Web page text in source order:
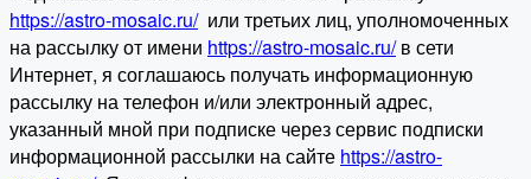
https://astro-mosaic.ru/или третьих лиц, уполномоченных
на рассылку от имени https://astro-mosaic.ru/в сети
Интернет, я соглашаюсь получать информационную
рассылку на телефон и/или электронный адрес,
указанный мной при подписке через сервис подписки
информационной рассылки на сайте https://astro-